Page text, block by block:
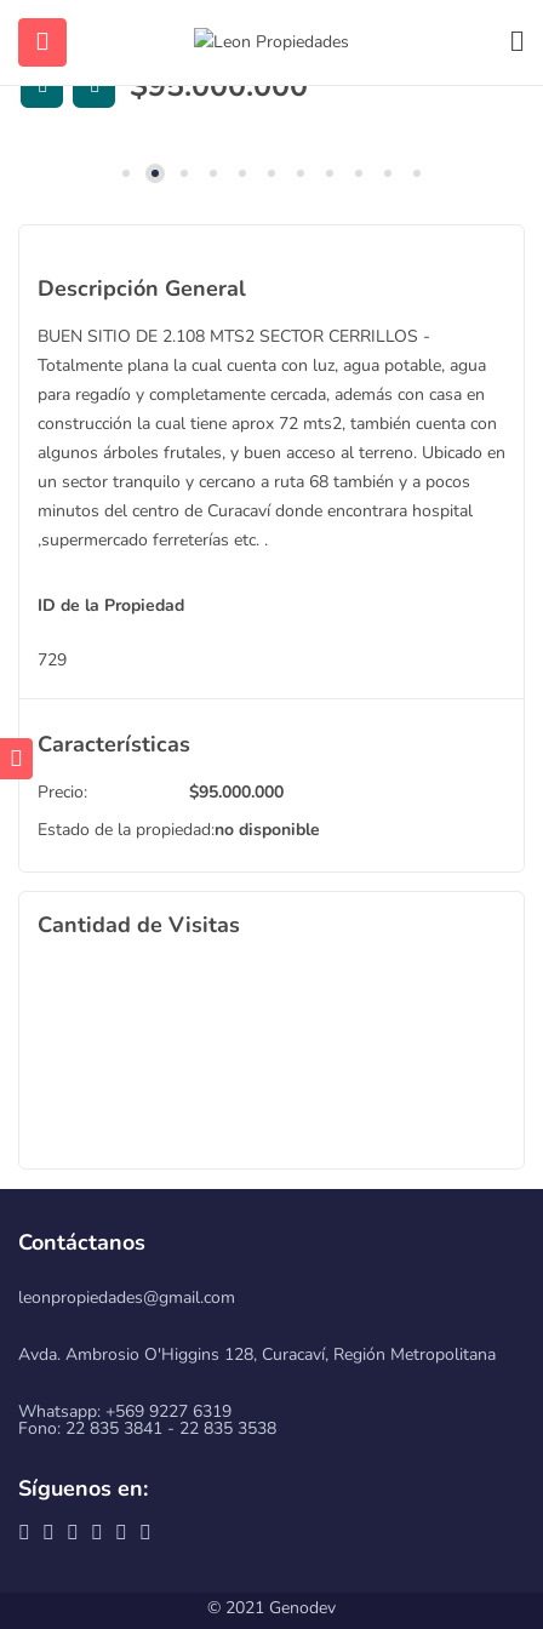
(Contacto)
(Vendidas y Arrendadas)
(Sugerencias)
No disponible
$95.000.000
Descripción General
BUEN SITIO DE 2.108 MTS2 SECTOR CERRILLOS -
Totalmente plana la cual cuenta con luz, agua potable, agua
para regadío y completamente cercada, además con casa en
construcción la cual tiene aprox 72 mts2, también cuenta con
algunos árboles frutales, y buen acceso al terreno. Ubicado en
un sector tranquilo y cercano a ruta 68 también y a pocos
minutos del centro de Curacaví donde encontrara hospital
,supermercado ferreterías etc. .
ID de la Propiedad
729
Características
Precio: $95.000.000
Estado de la propiedad:no disponible
Cantidad de Visitas
Contáctanos
leonpropiedades@gmail.com
Avda. Ambrosio O'Higgins 128, Curacaví, Región Metropolitana
Whatsapp: +569 9227 6319
Fono: 22 835 3841 - 22 835 3538
Síguenos en:
© 2021 Genodev